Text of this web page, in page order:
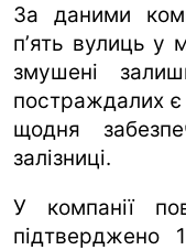
За даними
пʼять вулиць у
змушені
постраждалих є
щодня
залізниці.
У компанії
підтверджено